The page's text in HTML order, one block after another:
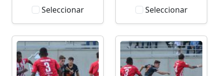
Seleccionar Seleccionar